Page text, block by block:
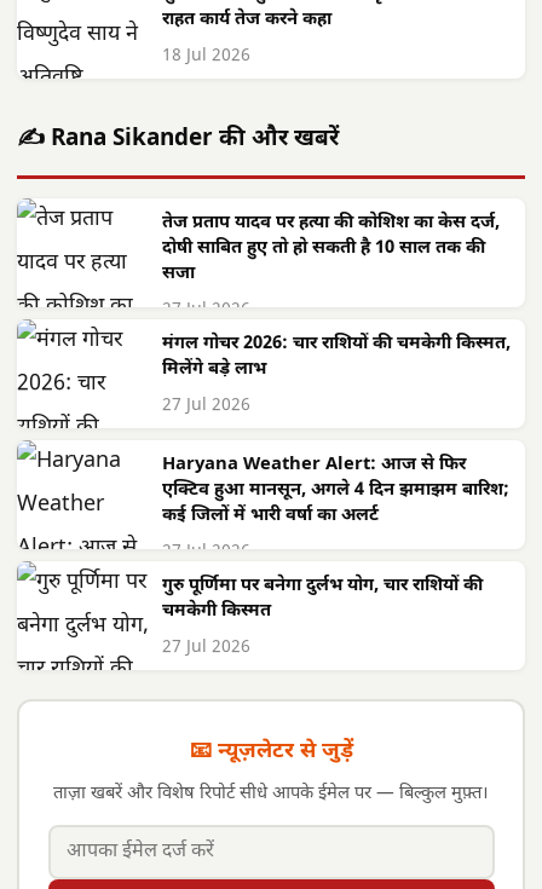
राहत कार्य तेज करने कहा
18 Jul 2026
✍️ Rana Sikander की और खबरें
तेज प्रताप यादव पर हत्या की कोशिश का केस दर्ज,
दोषी साबित हुए तो हो सकती है 10 साल तक की
सजा
27 Jul 2026
मंगल गोचर 2026: चार राशियों की चमकेगी किस्मत,
मिलेंगे बड़े लाभ
27 Jul 2026
Haryana Weather Alert: आज से फिर
एक्टिव हुआ मानसून, अगले 4 दिन झमाझम बारिश;
कई जिलों में भारी वर्षा का अलर्ट
27 Jul 2026
गुरु पूर्णिमा पर बनेगा दुर्लभ योग, चार राशियों की
चमकेगी किस्मत
27 Jul 2026
📧 न्यूज़लेटर से जुड़ें
ताज़ा खबरें और विशेष रिपोर्ट सीधे आपके ईमेल पर — बिल्कुल मुफ़्त।